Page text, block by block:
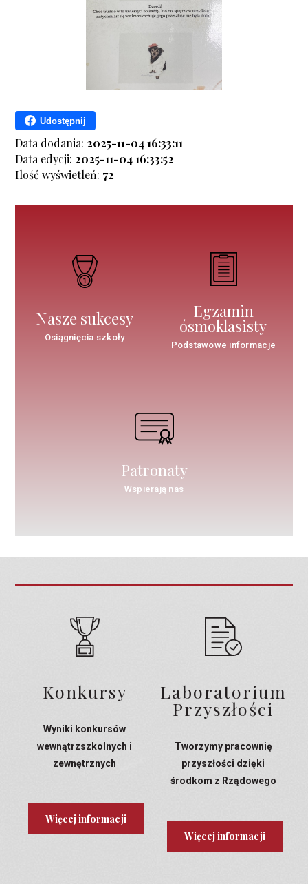
Udostępnij
Data dodania: 2025-11-04 16:33:11
Data edycji: 2025-11-04 16:33:52
Ilość wyświetleń: 72
Nasze sukcesy
Osiągnięcia szkoły
Egzamin
ósmoklasisty
Podstawowe informacje
Patronaty
Wspierają nas
Konkursy
Wyniki konkursów
wewnątrzszkolnych i
zewnętrznych
Więcej informacji
Laboratorium
Przyszłości
Tworzymy pracownię
przyszłości dzięki
środkom z Rządowego
Więcej informacji